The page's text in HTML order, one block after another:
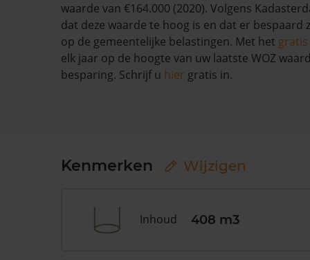
waarde van €164.000 (2020). Volgens
dat deze waarde te hoog is en dat er bespaard
op de gemeentelijke belastingen. Met het gratis
elk jaar op de hoogte van uw laatste WOZ
besparing. Schrijf u hier gratis in.
Kenmerken Wijzigen
Inhoud 408 m3